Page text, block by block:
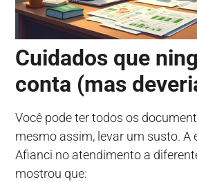
Cuidados que
conta (mas
Você pode ter todos os
mesmo assim, levar um susto. A
Afianci no atendimento a
mostrou que: